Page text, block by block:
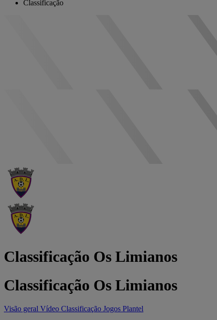
Classificação
Classificação Os Limianos
Classificação Os Limianos
Visão geral Vídeo Classificação Jogos Plantel